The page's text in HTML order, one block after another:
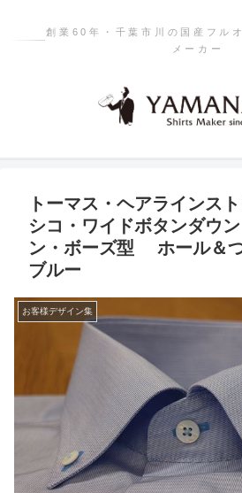
創業60年・千葉市川の国産フル
メーカー
トーマス・ヘアラインス
シコ・ワイドボタンダウ
ン・ボーズ型 ホール＆
ブルー
お客様デザイン集